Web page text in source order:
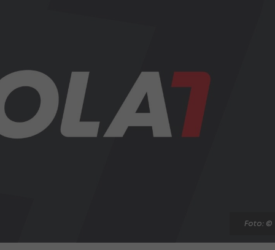
Foto: ©